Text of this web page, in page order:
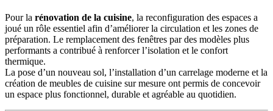
Pour la rénovation de la cuisine, la reconfiguration des espaces a
joué un rôle essentiel afin d’améliorer la circulation et les zones de
préparation. Le remplacement des fenêtres par des modèles plus
performants a contribué à renforcer l’isolation et le confort
thermique.
La pose d’un nouveau sol, l’installation d’un carrelage moderne et la
création de meubles de cuisine sur mesure ont permis de concevoir
un espace plus fonctionnel, durable et agréable au quotidien.